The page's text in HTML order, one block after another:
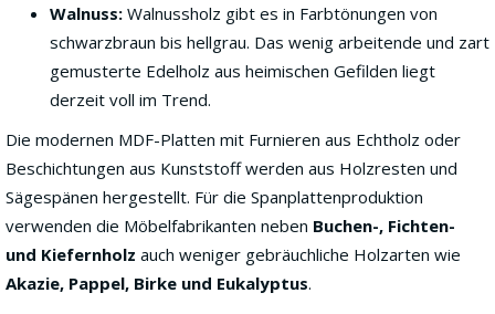
Walnuss: Walnussholz gibt es in Farbtönungen von
schwarzbraun bis hellgrau. Das wenig arbeitende und zart
gemusterte Edelholz aus heimischen Gefilden liegt
derzeit voll im Trend.
Die modernen MDF-Platten mit Furnieren aus Echtholz oder
Beschichtungen aus Kunststoff werden aus Holzresten und
Sägespänen hergestellt. Für die Spanplattenproduktion
verwenden die Möbelfabrikanten neben Buchen-, Fichten-
und Kiefernholz auch weniger gebräuchliche Holzarten wie
Akazie, Pappel, Birke und Eukalyptus.